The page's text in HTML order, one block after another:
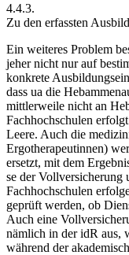
4.4.3.
Zu den erfassten
Ein weiteres Problem
jeher nicht nur auf
konkrete
dass ua die
mittlerweile nicht an
Fachhochschulen
Leere. Auch die
Ergotherapeutinnen)
ersetzt, mit dem
se der Vollversicherung
Fachhochschulen
geprüft werden, ob
Auch eine
nämlich in der idR aus,
während der